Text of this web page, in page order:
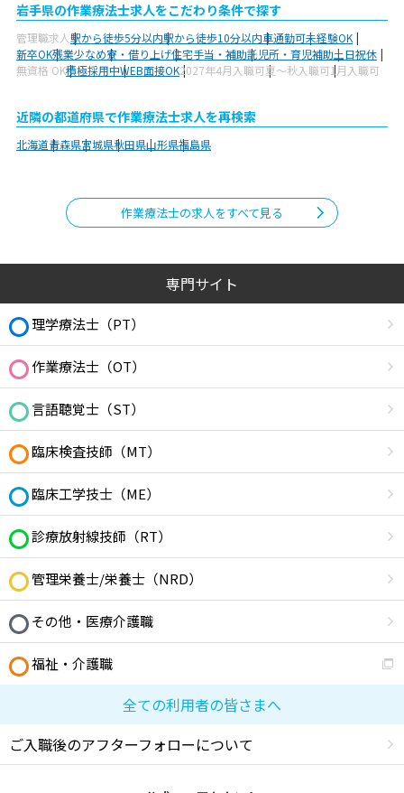
岩手県の作業療法士求人をこだわり条件で探す
管理職求人駅から徒歩5分以内駅から徒歩10分以内車通勤可未経験OK
新卒OK残業少なめ寮・借り上げ住宅手当・補助託児所・育児補助土日祝休
無資格 OK積極採用中WEB面接OK2027年4月入職可夏～秋入職可1月入職可
近隣の都道府県で作業療法士求人を再検索
北海道青森県宮城県秋田県山形県福島県
作業療法士の求人をすべて見る
専門サイト
理学療法士（PT）
作業療法士（OT）
言語聴覚士（ST）
臨床検査技師（MT）
臨床工学技士（ME）
診療放射線技師（RT）
管理栄養士/栄養士（NRD）
その他・医療介護職
福祉・介護職
全ての利用者の皆さまへ
ご入職後のアフターフォローについて